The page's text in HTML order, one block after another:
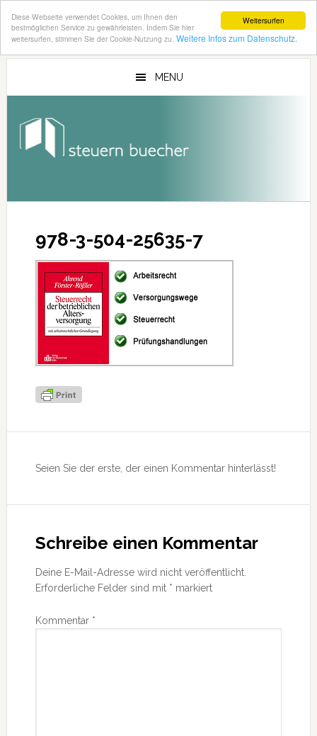
Weitersurfen
Diese Webseite verwendet Cookies, um Ihnen den
bestmöglichen Service zu gewährleisten. Indem Sie hier
weitersurfen, stimmen Sie der Cookie-Nutzung zu. Weitere Infos zum Datenschutz.
Zum
Zur
MENU
978-3-504-25635-7
Interaktionen
Seien Sie der erste, der einen Kommentar hinterlässt!
Schreibe einen Kommentar
Deine E-Mail-Adresse wird nicht veröffentlicht.
Erforderliche Felder sind mit * markiert
Kommentar *